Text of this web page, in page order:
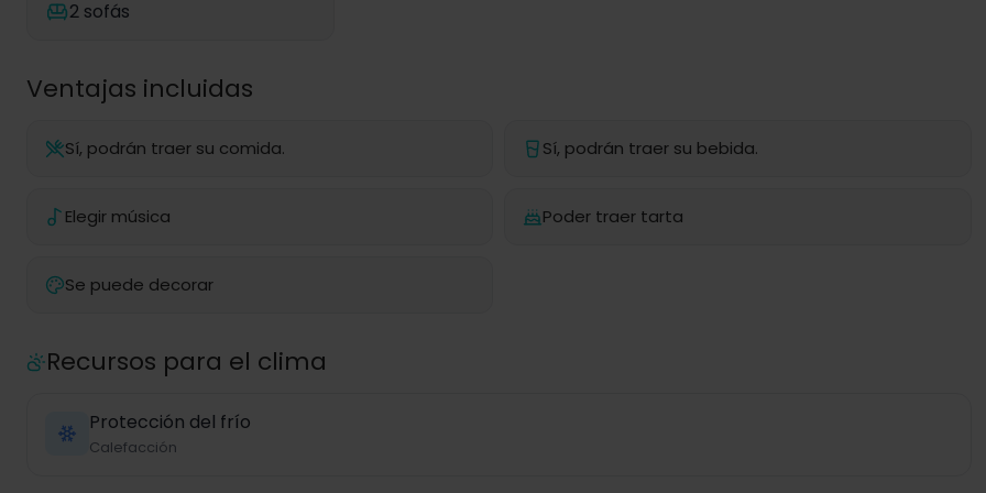
2 sofás
Ventajas incluidas
Sí, podrán traer su comida. Sí, podrán traer su bebida.
Elegir música Poder traer tarta
Se puede decorar
Recursos para el clima
Protección del frío
Calefacción